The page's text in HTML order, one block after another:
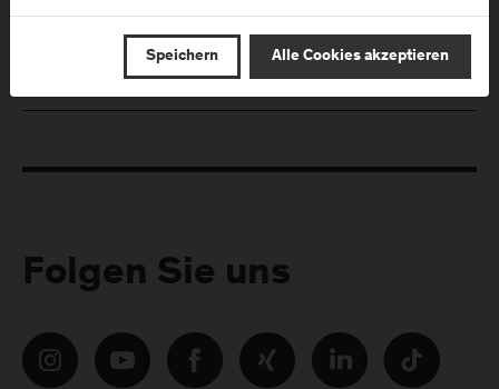
Folgen Sie uns
Speichern Alle Cookies akzeptieren